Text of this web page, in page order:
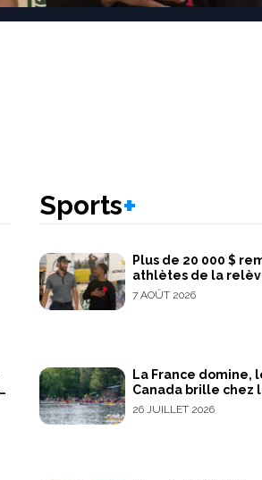
Sports+
Plus de 20 000 $
athlètes de la
Abitibi-
7 AOÛT 2026
La France domine,
Canada brille chez
femmes U\25 après
26 JUILLET 2026